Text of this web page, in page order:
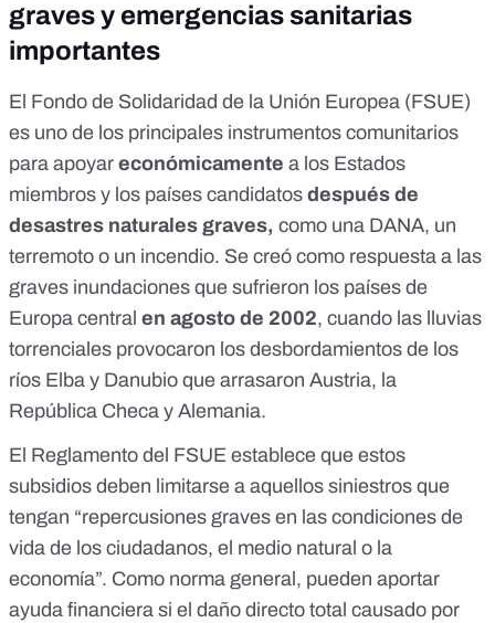
graves y emergencias sanitarias
importantes
El Fondo de Solidaridad de la Unión Europea (FSUE)
es uno de los principales instrumentos comunitarios
para apoyar económicamente a los Estados
miembros y los países candidatos después de
desastres naturales graves, como una DANA, un
terremoto o un incendio. Se creó como respuesta a las
graves inundaciones que sufrieron los países de
Europa central en agosto de 2002, cuando las lluvias
torrenciales provocaron los desbordamientos de los
ríos Elba y Danubio que arrasaron Austria, la
República Checa y Alemania.
El Reglamento del FSUE establece que estos
subsidios deben limitarse a aquellos siniestros que
tengan “repercusiones graves en las condiciones de
vida de los ciudadanos, el medio natural o la
economía”. Como norma general , pueden aportar
ayuda financiera si el daño directo total causado por